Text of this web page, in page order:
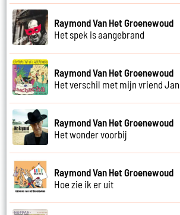
Raymond Van Het Groenewoud
Het spek is aangebrand
Raymond Van Het Groenewoud
Het verschil met mijn vriend Jan
Raymond Van Het Groenewoud
Het wonder voorbij
Raymond Van Het Groenewoud
Hoe zie ik er uit